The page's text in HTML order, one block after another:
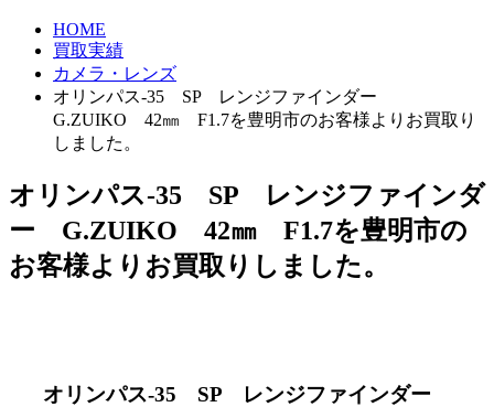
HOME
買取実績
カメラ・レンズ
オリンパス-35 SP レンジファインダー
G.ZUIKO 42㎜ F1.7を豊明市のお客様よりお買取り
しました。
オリンパス-35 SP レンジファインダ
ー G.ZUIKO 42㎜ F1.7を豊明市の
お客様よりお買取りしました。
オリンパス-35 SP レンジファインダー